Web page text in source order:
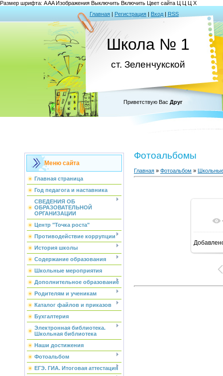
Размер шрифта: AAAИзображения Выключить Включить Цвет сайта Ц Ц Ц Х
Главная | Регистрация | Вход | RSS
Школа № 1
ст. Зеленчукской
Приветствую Вас Друг
Меню сайта
Главная страница
Год педагога и наставника
СВЕДЕНИЯ ОБ
ОБРАЗОВАТЕЛЬНОЙ
ОРГАНИЗАЦИИ
Центр "Точка роста"
Противодействие коррупции
История школы
Содержание образования
Школьные мероприятия
Дополнительное образование
Родителям и ученикам
Каталог файлов и приказов
Бухгалтерия
Электронная библиотека.
Школьная библиотека
Наши достижения
Фотоальбом
ЕГЭ. ГИА. Итоговая аттестация
Фотоальбомы
Главная » Фотоальбом »